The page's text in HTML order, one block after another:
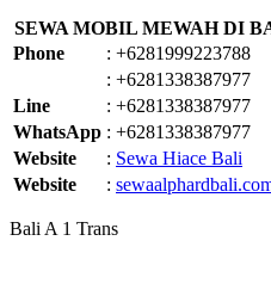
SEWA MOBIL MEWAH DI
Phone
: +6281999223788
: +6281338387977
Line
: +6281338387977
WhatsApp : +6281338387977
Website
: Sewa Hiace Bali
Website
:
Bali A 1 Trans